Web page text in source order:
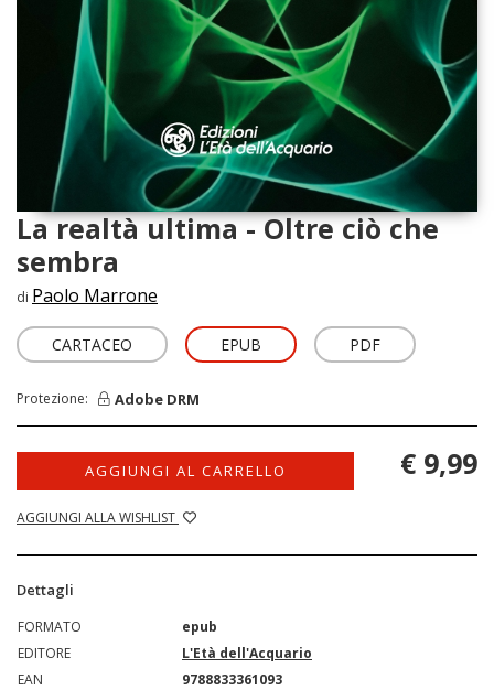
La realtà ultima - Oltre ciò che
sembra
di Paolo Marrone
CARTACEO EPUB PDF
Protezione: Adobe DRM
AGGIUNGI AL CARRELLO
AGGIUNGI ALLA WISHLIST
€ 9,99
Dettagli
FORMATO
epub
EDITORE
L'Età dell'Acquario
EAN
9788833361093